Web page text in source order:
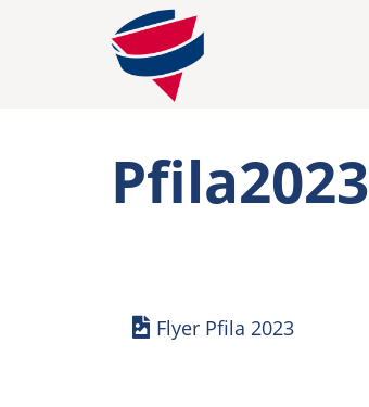
Pfila2023
Flyer Pfila 2023